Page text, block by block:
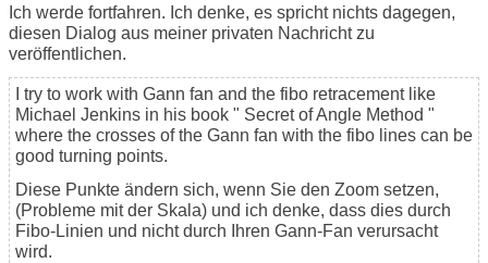
Ich werde fortfahren. Ich denke, es spricht nichts dagegen,
diesen Dialog aus meiner privaten Nachricht zu
veröffentlichen.
I try to work with Gann fan and the fibo retracement like
Michael Jenkins in his book " Secret of Angle Method "
where the crosses of the Gann fan with the fibo lines can be
good turning points.
Diese Punkte ändern sich, wenn Sie den Zoom setzen,
(Probleme mit der Skala) und ich denke, dass dies durch
Fibo-Linien und nicht durch Ihren Gann-Fan verursacht
wird.